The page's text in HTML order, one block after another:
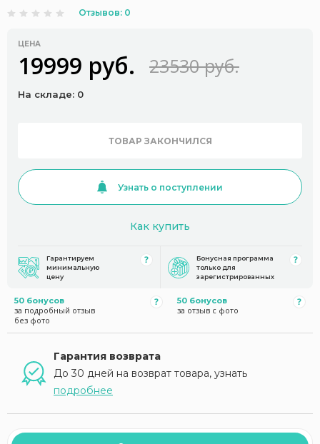
Отзывов: 0
ЦЕНА
19999 руб. 23530 руб.
На складе: 0
ТОВАР ЗАКОНЧИЛСЯ
Узнать о поступлении
Как купить
Гарантируем
минимальную
цену
Бонусная программа
только для
зарегистрированных
50 бонусов
за подробный отзыв
без фото
50 бонусов
за отзыв с фото
Гарантия возврата
До 30 дней на возврат товара, узнать
подробнее